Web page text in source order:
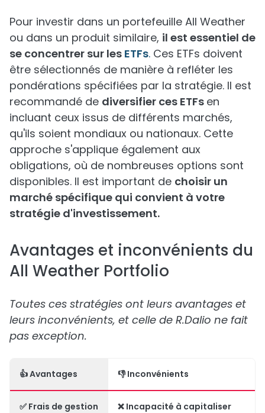
Pour investir dans un portefeuille All Weather
ou dans un produit similaire, il est essentiel de
se concentrer sur les ETFs. Ces ETFs doivent
être sélectionnés de manière à refléter les
pondérations spécifiées par la stratégie. Il est
recommandé de diversifier ces ETFs en
incluant ceux issus de différents marchés,
qu'ils soient mondiaux ou nationaux. Cette
approche s'applique également aux
obligations, où de nombreuses options sont
disponibles. Il est important de choisir un
marché spécifique qui convient à votre
stratégie d'investissement.
Avantages et inconvénients du
All Weather Portfolio
Toutes ces stratégies ont leurs avantages et
leurs inconvénients, et celle de R.Dalio ne fait
pas exception.
👍Avantages 👎Inconvénients
✅ Frais de gestion
❌ Incapacité à capitaliser